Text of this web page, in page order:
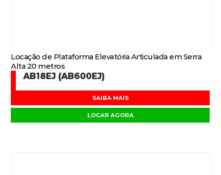
Locação de Plataforma Elevatória Articulada em Serra
Alta 20 metros
AB18EJ (AB600EJ)
SAIBA MAIS
LOCAR AGORA